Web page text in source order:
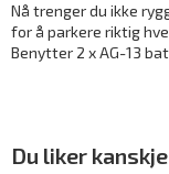
Nå trenger du ikke
for å parkere riktig
Benytter 2 x AG-13
Du liker